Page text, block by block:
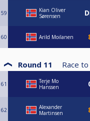
59
Kian Oliver
Sørensen
60 Arild Moilanen
Round 11 Race to
61
Terje Mo
Hanssen
62
Alexander
Martinsen